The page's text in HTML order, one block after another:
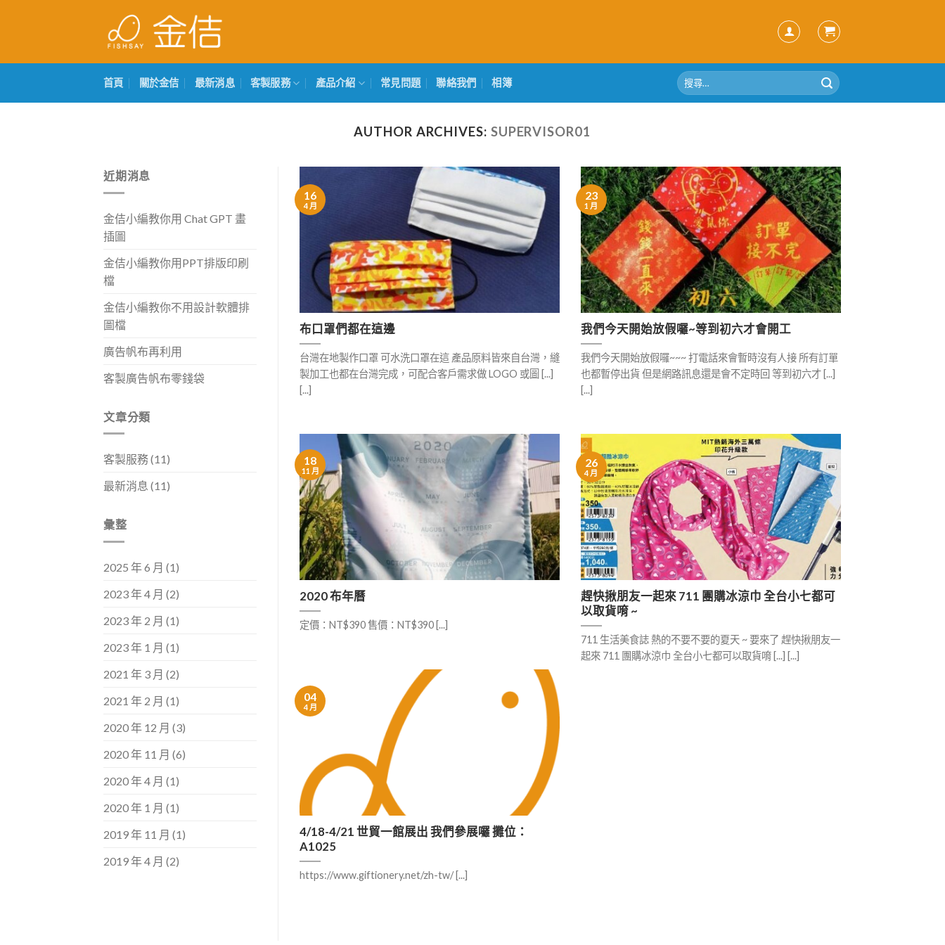
首頁 關於金佶 最新消息 客製服務 產品介紹 常見問題 聯絡我們 相簿
搜
尋
關
AUTHOR ARCHIVES: SUPERVISOR01
近期消息
金佶小編教你用 Chat GPT 畫
插圖
金佶小編教你用PPT排版印刷
檔
金佶小編教你不用設計軟體排
圖檔
廣告帆布再利用
客製廣告帆布零錢袋
文章分類
客製服務(11)
最新消息 (11)
彙整
2025 年 6 月 (1)
2023 年 4 月 (2)
2023 年 2 月 (1)
2023 年 1 月 (1)
2021 年 3 月 (2)
2021 年 2 月 (1)
2020 年 12 月 (3)
2020 年 11 月 (6)
2020 年 4 月 (1)
2020 年 1 月 (1)
2019 年 11 月 (1)
2019 年 4 月 (2)
布口罩們都在這邊
台灣在地製作口罩 可水洗口罩在這 產品原料皆來自台灣，縫
製加工也都在台灣完成，可配合客戶需求做 LOGO 或圖 [...]
[...]
16
4 月
我們今天開始放假囉~等到初六才會開工
我們今天開始放假囉~~~ 打電話來會暫時沒有人接 所有訂單
也都暫停出貨 但是網路訊息還是會不定時回 等到初六才 [...]
[...]
23
1 月
2020 布年曆
定價：NT$390 售價：NT$390 [...]
18
11 月
趕快揪朋友一起來 711 團購冰涼巾 全台小七都可
以取貨唷 ~
711 生活美食誌 熱的不要不要的夏天 ~ 要來了 趕快揪朋友一
起來 711 團購冰涼巾 全台小七都可以取貨唷 [...] [...]
26
4 月
4/18-4/21 世貿一館展出‎ ​我們參展囉 攤位：
A1025
https://www.giftionery.net/zh-tw/ [...]
04
4 月